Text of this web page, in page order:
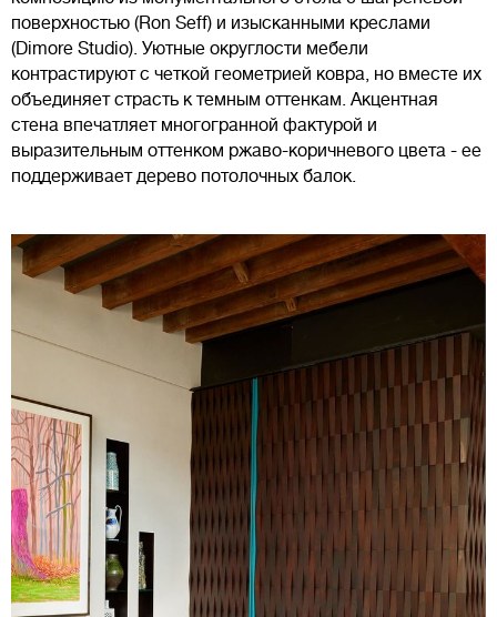
поверхностью (Ron Seff) и изысканными креслами
(Dimore Studio). Уютные округлости мебели
контрастируют с четкой геометрией ковра, но вместе их
объединяет страсть к темным оттенкам. Акцентная
стена впечатляет многогранной фактурой и
выразительным оттенком ржаво-коричневого цвета - ее
поддерживает дерево потолочных балок.